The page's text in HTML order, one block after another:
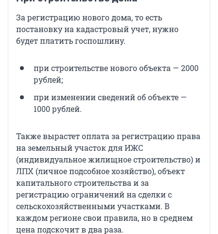
За регистрацию нового дома, то есть
постановку на кадастровый учет, нужно
будет платить госпошлину.
при строительстве нового объекта — 2000
рублей;
при изменении сведений об объекте —
1000 рублей.
Также вырастет оплата за регистрацию права
на земельный участок для ИЖС
(индивидуальное жилищное строительство) и
ЛПХ (личное подсобное хозяйство), объект
капитального строительства и за
регистрацию ограничений на сделки с
сельскохозяйственными участками. В
каждом регионе свои правила, но в среднем
цена подскочит в два раза.